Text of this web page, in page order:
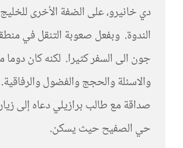
دي خانيرو، على الضفة الأخرى
الندوة. وبفعل صعوبة التنقل في
جون الى السفر كثيرا. لكنه كان دوما
والاسئلة والحجج والفضول
صداقة مع طالب برازيلي دعاه إلى
حي الصفيح حيث يسكن.